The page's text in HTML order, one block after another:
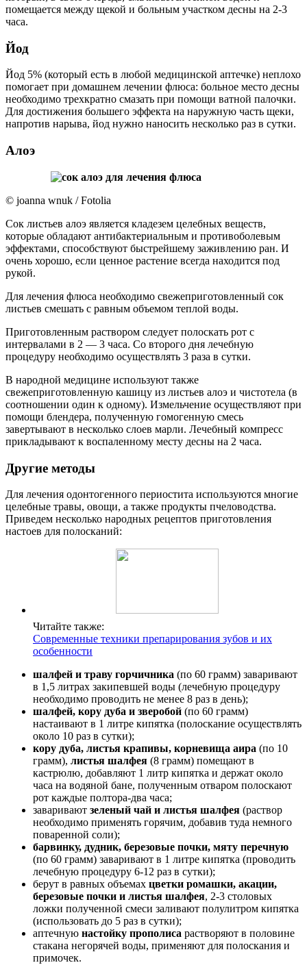
помещается между щекой и больным участком десны на 2-3
часа.
Йод
Йод 5% (который есть в любой медицинской аптечке) неплохо
помогает при домашнем лечении флюса: больное место десны
необходимо трехкратно смазать при помощи ватной палочки.
Для достижения большего эффекта на наружную часть щеки,
напротив нарыва, йод нужно наносить несколько раз в сутки.
Алоэ
© joanna wnuk / Fotolia
Сок листьев алоэ является кладезем целебных веществ,
которые обладают антибактериальным и противоболевым
эффектами, способствуют быстрейшему заживлению ран. И
очень хорошо, если ценное растение всегда находится под
рукой.
Для лечения флюса необходимо свежеприготовленный сок
листьев смешать с равным объемом теплой воды.
Приготовленным раствором следует полоскать рот с
интервалами в 2 — 3 часа. Со второго дня лечебную
процедуру необходимо осуществлять 3 раза в сутки.
В народной медицине используют также
свежеприготовленную кашицу из листьев алоэ и чистотела (в
соотношении один к одному). Измельчение осуществляют при
помощи блендера, полученную гомогенную смесь
завертывают в несколько слоев марли. Лечебный компресс
прикладывают к воспаленному месту десны на 2 часа.
Другие методы
Для лечения одонтогенного периостита используются многие
целебные травы, овощи, а также продукты пчеловодства.
Приведем несколько народных рецептов приготовления
настоев для полосканий:
Читайте также:
Современные техники препарирования зубов и их
особенности
шалфей и траву горчичника (по 60 грамм) заваривают
в 1,5 литрах закипевшей воды (лечебную процедуру
необходимо проводить не менее 8 раз в день);
шалфей, кору дуба и зверобой (по 60 грамм)
настаивают в 1 литре кипятка (полоскание осуществлять
около 10 раз в сутки);
кору дуба, листья крапивы, корневища аира (по 10
грамм), листья шалфея (8 грамм) помещают в
кастрюлю, добавляют 1 литр кипятка и держат около
часа на водяной бане, полученным отваром полоскают
рот каждые полтора-два часа;
заваривают зеленый чай и листья шалфея (раствор
необходимо применять горячим, добавив туда немного
поваренной соли);
барвинку, дудник, березовые почки, мяту перечную
(по 60 грамм) заваривают в 1 литре кипятка (проводить
лечебную процедуру 6-12 раз в сутки);
берут в равных объемах цветки ромашки, акации,
березовые почки и листья шалфея, 2-3 столовых
ложки полученной смеси заливают полулитром кипятка
(использовать до 5 раз в сутки);
аптечную настойку прополиса растворяют в половине
стакана негорячей воды, применяют для полоскания и
примочек.